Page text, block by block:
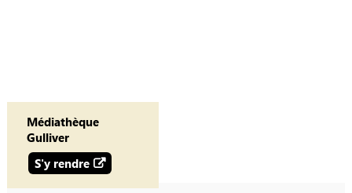
Médiathèque
Gulliver
S'y rendre